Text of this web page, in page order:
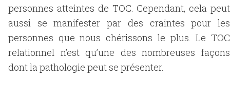
personnes atteintes de TOC. Cependant, cela peut
aussi se manifester par des craintes pour les
personnes que nous chérissons le plus. Le TOC
relationnel n’est qu’une des nombreuses façons
dont la pathologie peut se présenter.